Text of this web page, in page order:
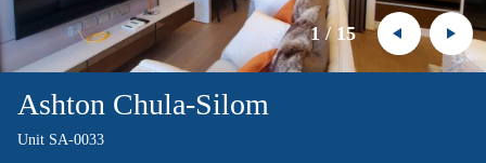
1 / 15
Ashton Chula-Silom
Unit SA-0033